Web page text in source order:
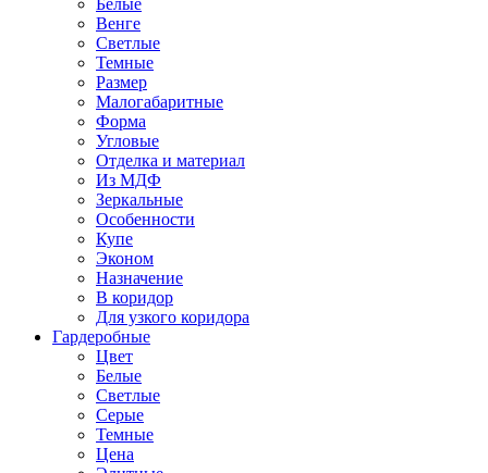
Белые
Венге
Светлые
Темные
Размер
Малогабаритные
Форма
Угловые
Отделка и материал
Из МДФ
Зеркальные
Особенности
Купе
Эконом
Назначение
В коридор
Для узкого коридора
Гардеробные
Цвет
Белые
Светлые
Серые
Темные
Цена